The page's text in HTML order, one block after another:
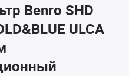
Benro SHD
ULCA